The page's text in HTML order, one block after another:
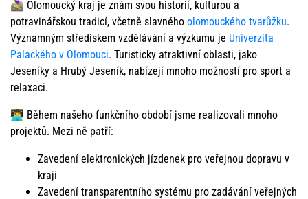
🚵‍♀️ Olomoucký kraj je znám svou historií, kulturou a
potravinářskou tradicí, včetně slavného olomouckého tvarůžku.
Významným střediskem vzdělávání a výzkumu je Univerzita
Palackého v Olomouci. Turisticky atraktivní oblasti, jako
Jeseníky a Hrubý Jeseník, nabízejí mnoho možností pro sport a
relaxaci.
👨‍💻 Během našeho funkčního období jsme realizovali mnoho
projektů. Mezi ně patří:
Zavedení elektronických jízdenek pro veřejnou dopravu v
kraji
Zavedení transparentního systému pro zadávání veřejných